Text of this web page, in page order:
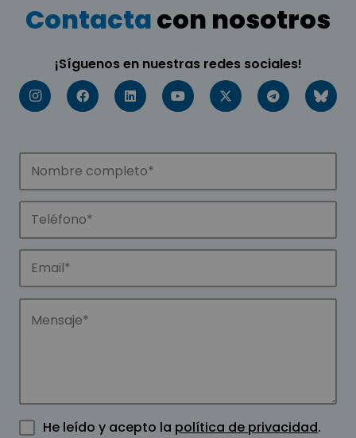
Contactacon nosotros
¡Síguenos en nuestras redes sociales!
He leído y acepto la política de privacidad.